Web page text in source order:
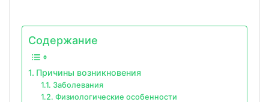
Содержание
Причины возникновения
Заболевания
Физиологические особенности